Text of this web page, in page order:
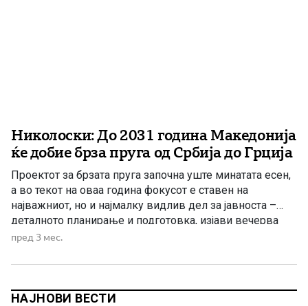
Николоски: До 2031 година Македонија
ќе добие брза пруга од Србија до Грција
Проектот за брзата пруга започна уште минатата есен,
а во текот на оваа година фокусот е ставен на
најважниот, но и најмалку видлив дел за јавноста –
деталното планирање и подготовка, изјави вечерва
вицепремиерот и министер за транспорт Александар
спроведуваат геотехнички истражувања, анализи за
пред 3 мес.
НАЈНОВИ ВЕСТИ